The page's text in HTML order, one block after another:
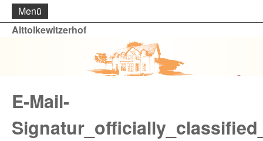
Menü
Alttolkewitzerhof
E-Mail-